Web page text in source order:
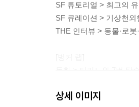
SF 튜토리얼 > 최고의
SF 큐레이션 > 기상천
THE 인터뷰 > 동물·로
동화 > 티라노와 7번 탑
시 > 홍해파리 할아버지
상세 이미지